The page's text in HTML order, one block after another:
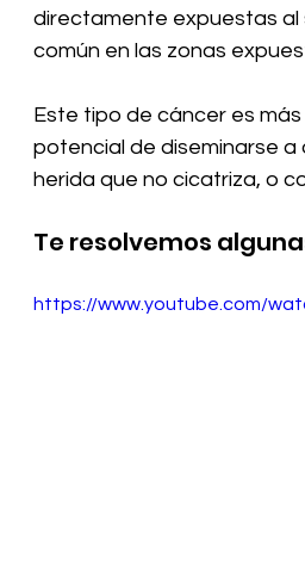
directamente expuestas al
común en las zonas
Este tipo de cáncer es
potencial de diseminarse
herida que no cicatriza, o
Te resolvemos
https://www.youtube.com/